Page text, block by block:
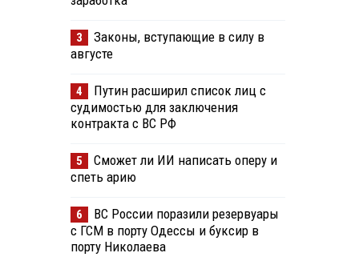
3
Законы, вступающие в силу в
августе
4
Путин расширил список лиц с
судимостью для заключения
контракта с ВС РФ
5
Сможет ли ИИ написать оперу и
спеть арию
6
ВС России поразили резервуары
с ГСМ в порту Одессы и буксир в
порту Николаева